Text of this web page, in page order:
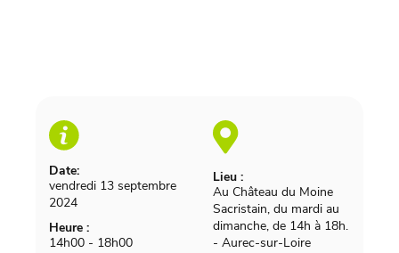
Date:
vendredi 13 septembre
2024
Heure :
14h00 - 18h00
Lieu :
Au Château du Moine
Sacristain, du mardi au
dimanche, de 14h à 18h.
- Aurec-sur-Loire